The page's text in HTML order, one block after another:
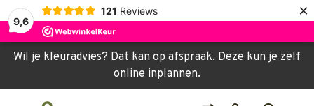
9,6
121 Reviews ×
Wil je kleuradvies? Dat kan op afspraak. Deze kun je zelf
online inplannen.